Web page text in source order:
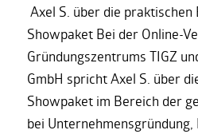
Axel S. über die praktischen
Showpaket Bei der Online-
Gründungszentrums TIGZ
GmbH spricht Axel S. über
Showpaket im Bereich der
bei Unternehmensgründung,